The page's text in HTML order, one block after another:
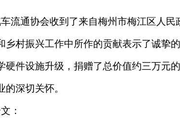
流通协会收到了来自梅州市梅江区人
乡村振兴工作中所作的贡献表示了诚挚
硬件设施升级，捐赠了总价值约三万元
深切关怀。
：